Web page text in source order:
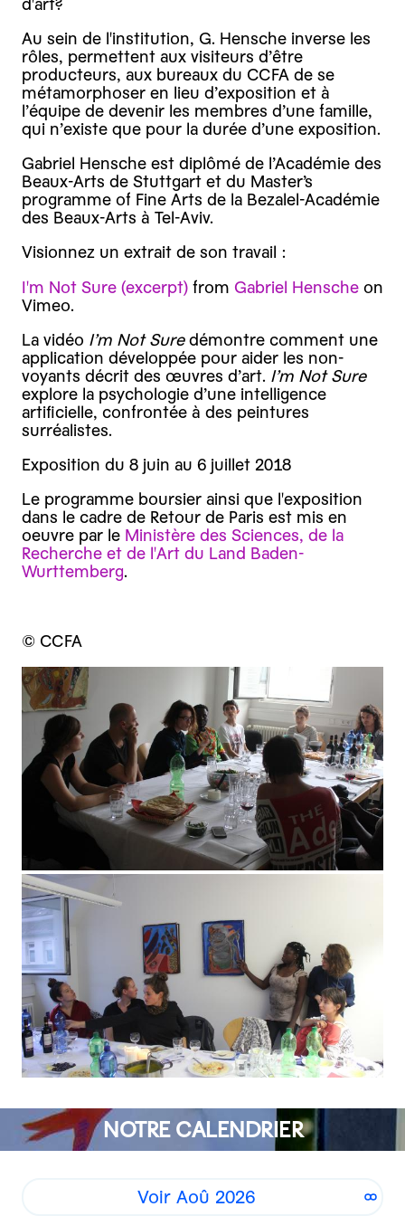
d'art?
Au sein de l'institution, G. Hensche inverse les
rôles, permettent aux visiteurs d’être
producteurs, aux bureaux du CCFA de se
métamorphoser en lieu d’exposition et à
l’équipe de devenir les membres d’une famille,
qui n’existe que pour la durée d’une exposition.
Gabriel Hensche est diplômé de l’Académie des
Beaux-Arts de Stuttgart et du Master’s
programme of Fine Arts de la Bezalel-Académie
des Beaux-Arts à Tel-Aviv.
Visionnez un extrait de son travail :
I'm Not Sure (excerpt) from Gabriel Hensche on
Vimeo.
La vidéo I’m Not Suredémontre comment une
application développée pour aider les non-
voyants décrit des œuvres d’art. I’m Not Sure
explore la psychologie d’une intelligence
artificielle, confrontée à des peintures
surréalistes.
Exposition du 8 juin au 6 juillet 2018
Le programme boursier ainsi que l'exposition
dans le cadre de Retour de Paris est mis en
oeuvre par le Ministère des Sciences, de la
Recherche et de l'Art du Land Baden-
Wurttemberg.
© CCFA
NOTRE CALENDRIER
Voir Aoû 2026